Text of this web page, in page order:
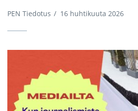
PEN Tiedotus / 16 huhtikuuta 2026